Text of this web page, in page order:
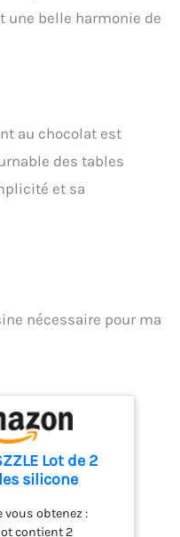
une belle harmonie de
au chocolat est
des tables
et sa
nécessaire pour ma
Lot de 2
silicone
– moule
vous obtenez :
contient 2